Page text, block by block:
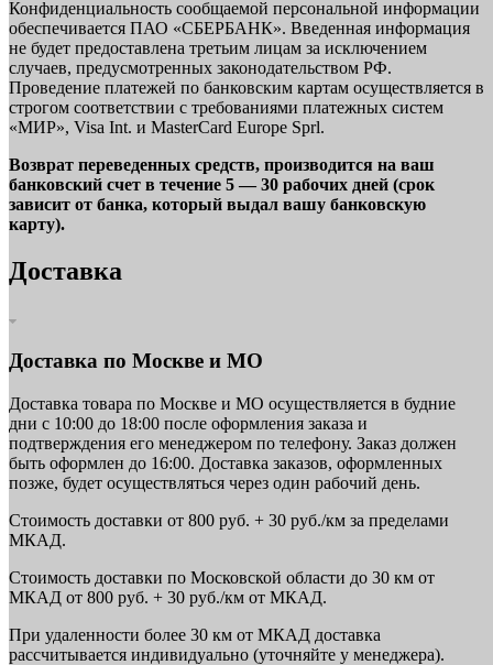
Конфиденциальность сообщаемой персональной информации
обеспечивается ПАО «СБЕРБАНК». Введенная информация
не будет предоставлена третьим лицам за исключением
случаев, предусмотренных законодательством РФ.
Проведение платежей по банковским картам осуществляется в
строгом соответствии с требованиями платежных систем
«МИР», Visa Int. и MasterCard Europe Sprl.
Возврат переведенных средств, производится на ваш
банковский счет в течение 5 — 30 рабочих дней (срок
зависит от банка, который выдал вашу банковскую
карту).
Доставка
Доставка по Москве и МО
Доставка товара по Москве и МО осуществляется в будние
дни с 10:00 до 18:00 после оформления заказа и
подтверждения его менеджером по телефону. Заказ должен
быть оформлен до 16:00. Доставка заказов, оформленных
позже, будет осуществляться через один рабочий день.
Стоимость доставки от 800 руб. + 30 руб./км за пределами
МКАД.
Стоимость доставки по Московской области до 30 км от
МКАД от 800 руб. + 30 руб./км от МКАД.
При удаленности более 30 км от МКАД доставка
рассчитывается индивидуально (уточняйте у менеджера).